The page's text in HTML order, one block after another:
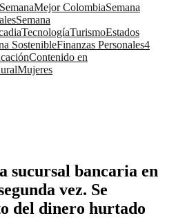
Mejor ColombiaSemana
Semana
TecnologíaTurismoEstados
SostenibleFinanzas Personales4
Contenido en
Mujeres
sucursal bancaria en
vez. Se
del dinero hurtado